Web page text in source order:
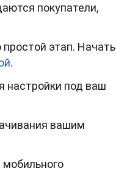
покупатели,
этап. Начать
.
настройки под ваш
вашим